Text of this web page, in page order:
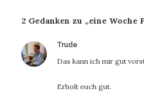
2 Gedanken zu „eine Woche
Trude
Das kann ich mir gut
Erholt euch gut.